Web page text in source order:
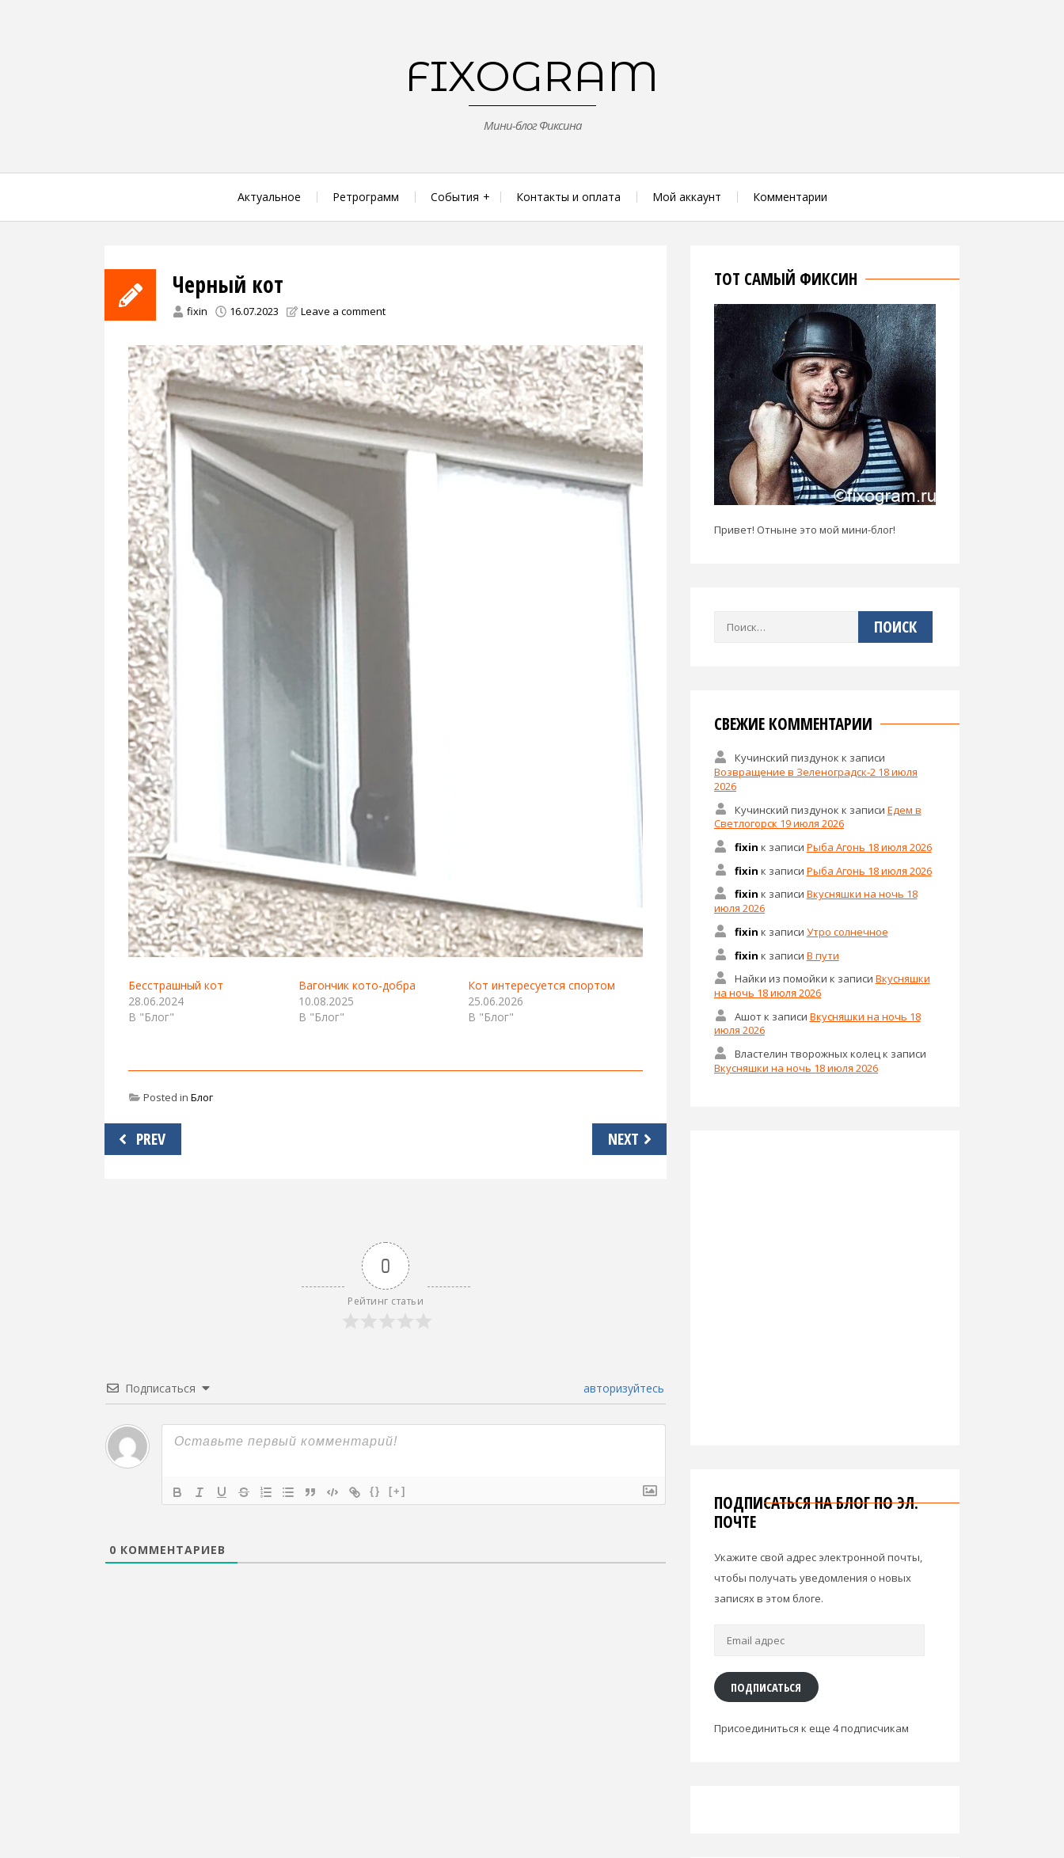
FIXOGRAM
Мини-блог Фиксина
Актуальное Ретрограмм События Контакты и оплата Мой аккаунт Комментарии
Черный кот
fixin 16.07.2023 Leave a comment
Бесстрашный кот
28.06.2024
В "Блог"
Вагончик кото-добра
10.08.2025
В "Блог"
Кот интересуется спортом
25.06.2026
В "Блог"
Posted in Блог
Навигация
по
PREV NEXT
0
Рейтинг статьи
Подписаться авторизуйтесь
{} [+]
0 КОММЕНТАРИЕВ
ТОТ САМЫЙ ФИКСИН
Привет! Отныне это мой мини-блог!
Найти:
СВЕЖИЕ КОММЕНТАРИИ
Кучинский пиздунок к записи
Возвращение в Зеленоградск-2 18 июля
2026
Кучинский пиздунок к записи Едем в
Светлогорск 19 июля 2026
fixin к записи Рыба Агонь 18 июля 2026
fixin к записи Рыба Агонь 18 июля 2026
fixin к записи Вкусняшки на ночь 18
июля 2026
fixin к записи Утро солнечное
fixin к записи В пути
Найки из помойки к записи Вкусняшки
на ночь 18 июля 2026
Ашотк записи Вкусняшки на ночь 18
июля 2026
Властелин творожных колецк записи
Вкусняшки на ночь 18 июля 2026
ПОДПИСАТЬСЯ НА БЛОГ ПО ЭЛ.
ПОЧТЕ
Укажите свой адрес электронной почты,
чтобы получать уведомления о новых
записях в этом блоге.
Email
ПОДПИСАТЬСЯ
Присоединиться к еще 4 подписчикам